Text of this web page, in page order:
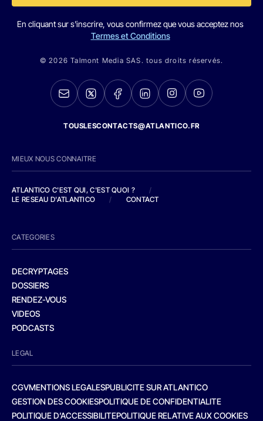
En cliquant sur s'inscrire, vous confirmez que vous acceptez nos
Termes et Conditions
© 2026 Talmont Media SAS. tous droits réservés.
TOUSLESCONTACTS@ATLANTICO.FR
MIEUX NOUS CONNAITRE
ATLANTICO C'EST QUI, C'EST QUOI ?
/
LE RESEAU D'ATLANTICO
/ CONTACT
CATEGORIES
DECRYPTAGES
DOSSIERS
RENDEZ-VOUS
VIDEOS
PODCASTS
LEGAL
CGVMENTIONS LEGALESPUBLICITE SUR ATLANTICO
GESTION DES COOKIESPOLITIQUE DE CONFIDENTIALITE
POLITIQUE D’ACCESSIBILITEPOLITIQUE RELATIVE AUX COOKIES